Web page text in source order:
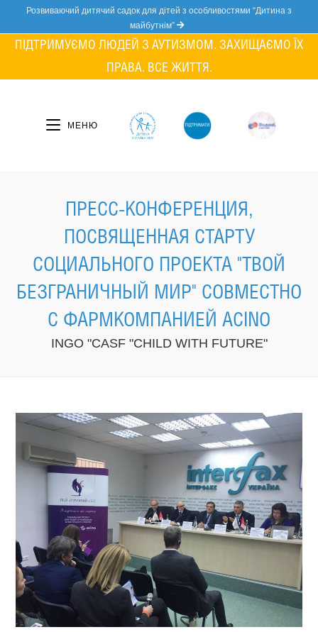
content
Розвиваючий дитячий садок для дітей з особливостями “Дитина з
майбутнім”
ПІДТРИМУЄМО ЛЮДЕЙ З АУТИЗМОМ. ЗАХИЩАЄМО ЇХ
ПРАВА. ВСЕ ЖИТТЯ.
МЕНЮ
ПРЕСС-КОНФЕРЕНЦИЯ,
ПОСВЯЩЕННАЯ СТАРТУ
CОЦИАЛЬНОГО ПРОЕКТА "ТВОЙ
БЕЗГРАНИЧНЫЙ МИР" СОВМЕСТНО
С ФАРМКОМПАНИЕЙ ACINO
INGO "CASF "CHILD WITH FUTURE"